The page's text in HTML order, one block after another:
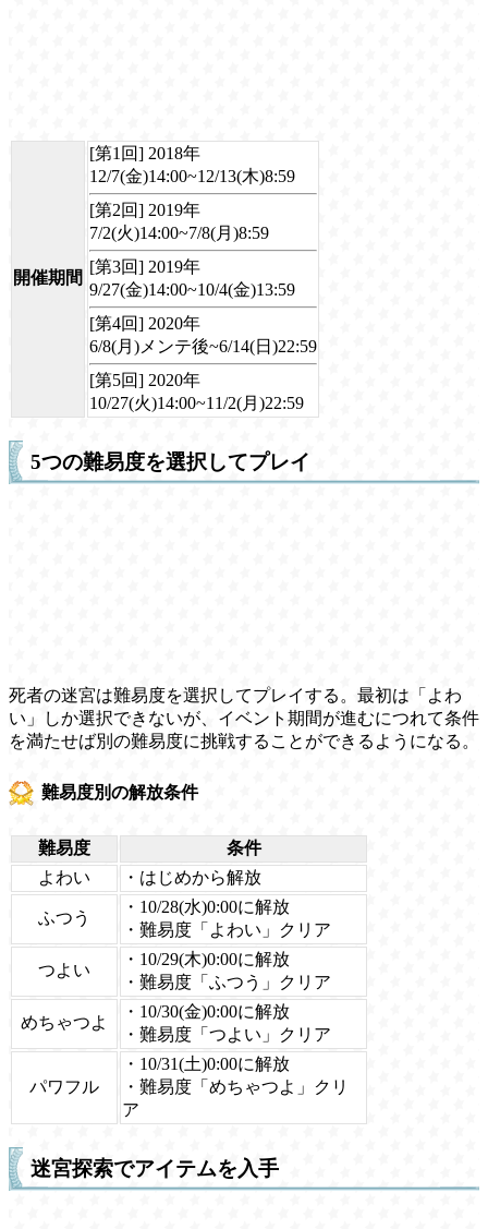
開催期間
[第1回] 2018年
12/7(金)14:00~12/13(木)8:59
[第2回] 2019年
7/2(火)14:00~7/8(月)8:59
[第3回] 2019年
9/27(金)14:00~10/4(金)13:59
[第4回] 2020年
6/8(月)メンテ後~6/14(日)22:59
[第5回] 2020年
10/27(火)14:00~11/2(月)22:59
5つの難易度を選択してプレイ
死者の迷宮は難易度を選択してプレイする。最初は「よわ
い」しか選択できないが、イベント期間が進むにつれて条件
を満たせば別の難易度に挑戦することができるようになる。
難易度別の解放条件
難易度
条件
よわい
・はじめから解放
ふつう
・10/28(水)0:00に解放
・難易度「よわい」クリア
つよい
・10/29(木)0:00に解放
・難易度「ふつう」クリア
めちゃつよ
・10/30(金)0:00に解放
・難易度「つよい」クリア
パワフル
・10/31(土)0:00に解放
・難易度「めちゃつよ」クリ
ア
迷宮探索でアイテムを入手